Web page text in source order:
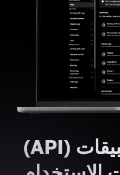
واجهة برمجة تطبيقات (API)